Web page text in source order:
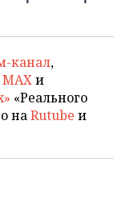
канал,
и
«Реального
наRutube и